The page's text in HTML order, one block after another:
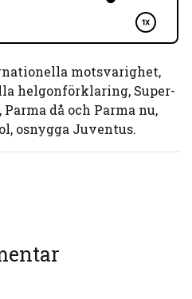
motsvarighet,
helgonförklaring, Super-
då och Parma nu,
osnygga Juventus.